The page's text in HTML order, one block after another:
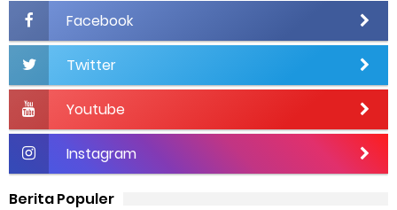
Facebook
Twitter
Youtube
Instagram
Berita Populer